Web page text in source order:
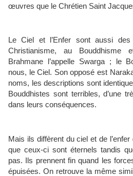
œuvres que le Chrétien Saint
Le Ciel et l’Enfer sont aussi
Christianisme, au Bouddhisme
Brahmane l’appelle Swarga ; le
nous, le Ciel. Son opposé est
noms, les descriptions sont
Bouddhistes sont terribles, d’une
dans leurs conséquences.
Mais ils diffèrent du ciel et de
que ceux-ci sont éternels tandis
pas. Ils prennent fin quand les
épuisées. On retrouve la même